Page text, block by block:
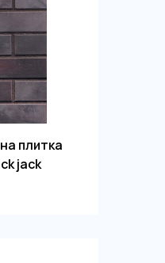
плитка
jack